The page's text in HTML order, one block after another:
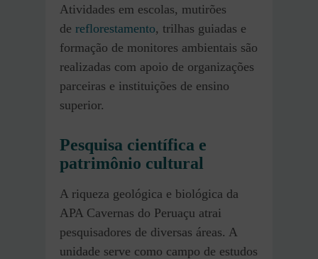
Atividades em escolas, mutirões
de reflorestamento, trilhas guiadas e
formação de monitores ambientais são
realizadas com apoio de organizações
parceiras e instituições de ensino
superior.
Pesquisa científica e
patrimônio cultural
A riqueza geológica e biológica da
APA Cavernas do Peruaçu atrai
pesquisadores de diversas áreas. A
unidade serve como campo de estudos